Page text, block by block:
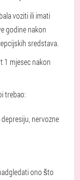
voziti ili imati
godine nakon
sredstava.
1 mjesec nakon
trebao:
nervozne
ono što